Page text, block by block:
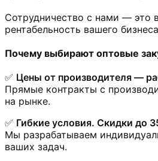
Сотрудничество с нами — это
рентабельность вашего
Почему выбирают оптовые
✅ Цены от производителя —
Прямые контракты с
на рынке.
✅ Гибкие условия. Скидки до
Мы разрабатываем
ваших задач.